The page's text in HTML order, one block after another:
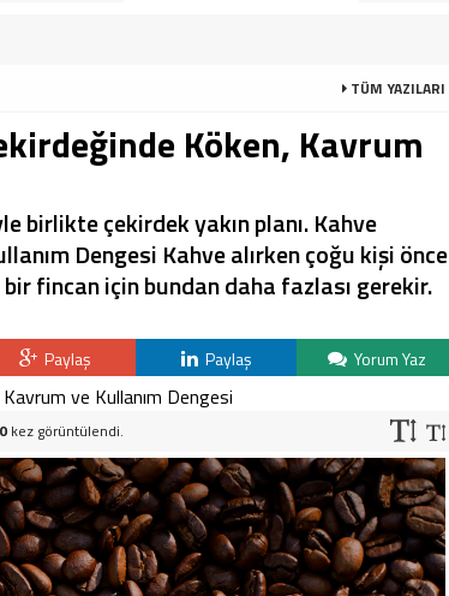
TÜM YAZILARI
Köken, Kavrum
birlikte çekirdek yakın planı. Kahve
Dengesi Kahve alırken çoğu kişi önce
fincan için bundan daha fazlası gerekir.
Paylaş Paylaş Yorum Yaz
kez görüntülendi.